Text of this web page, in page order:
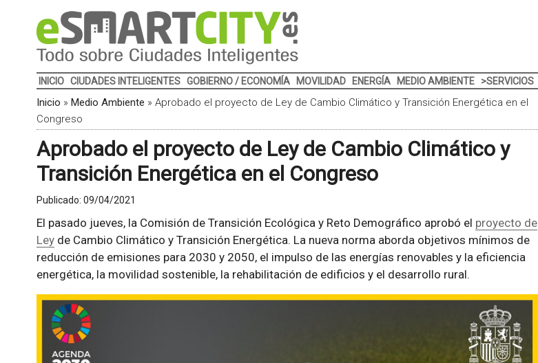
INICIO CIUDADES INTELIGENTES GOBIERNO / ECONOMÍA MOVILIDAD ENERGÍA MEDIO AMBIENTE >SERVICIOS
Inicio » Medio Ambiente » Aprobado el proyecto de Ley de Cambio Climático y Transición Energética en el
Congreso
Aprobado el proyecto de Ley de Cambio Climático y
Transición Energética en el Congreso
Publicado: 09/04/2021
El pasado jueves, la Comisión de Transición Ecológica y Reto Demográfico aprobó el proyecto de
Leyde Cambio Climático y Transición Energética. La nueva norma aborda objetivos mínimos de
reducción de emisiones para 2030 y 2050, el impulso de las energías renovables y la eficiencia
energética, la movilidad sostenible, la rehabilitación de edificios y el desarrollo rural.